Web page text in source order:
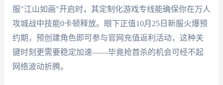
服"江山如画"开启时，其定制化游戏专线能确保你在万人
攻城战中技能0卡顿释放。眼下正值10月25日新服火爆预
约期，预创建角色即可参与官网充值返利活动，这种关
键时刻更需要稳定加速——毕竟抢首杀的机会可经不起
网络波动折腾。